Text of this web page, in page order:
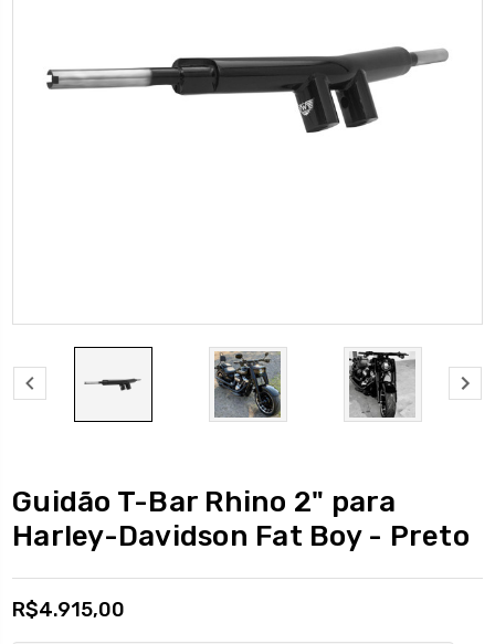
Guidão T-Bar Rhino 2" para
Harley-Davidson Fat Boy - Preto
R$4.915,00